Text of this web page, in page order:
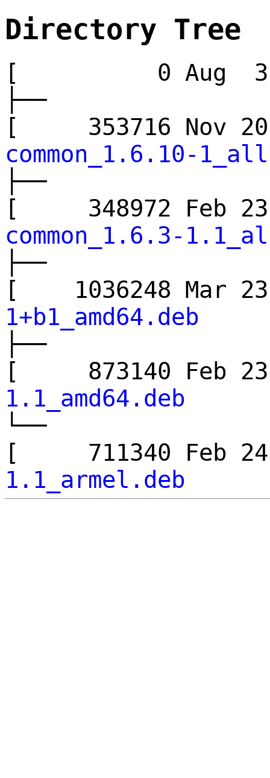
Directory Tree
[ 0 Aug 3
├──
[ 353716 Nov
common_1.6.10-
├──
[ 348972 Feb
common_1.6.3-
├──
[ 1036248 Mar
1+b1_amd64.deb
├──
[ 873140 Feb
1.1_amd64.deb
└──
[ 711340 Feb
1.1_armel.deb